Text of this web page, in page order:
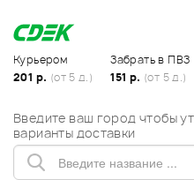
Курьером
201 р. (от 5 д.)
Забрать в ПВЗ
151 р. (от 5 д.)
Введите ваш город чтобы
варианты доставки